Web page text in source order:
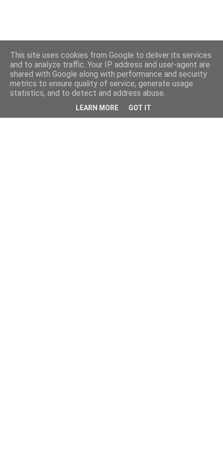
This site uses cookies from Google to deliver its services
and to analyze traffic. Your IP address and user-agent are
shared with Google along with performance and security
metrics to ensure quality of service, generate usage
statistics, and to detect and address abuse.
LEARN MORE GOT IT